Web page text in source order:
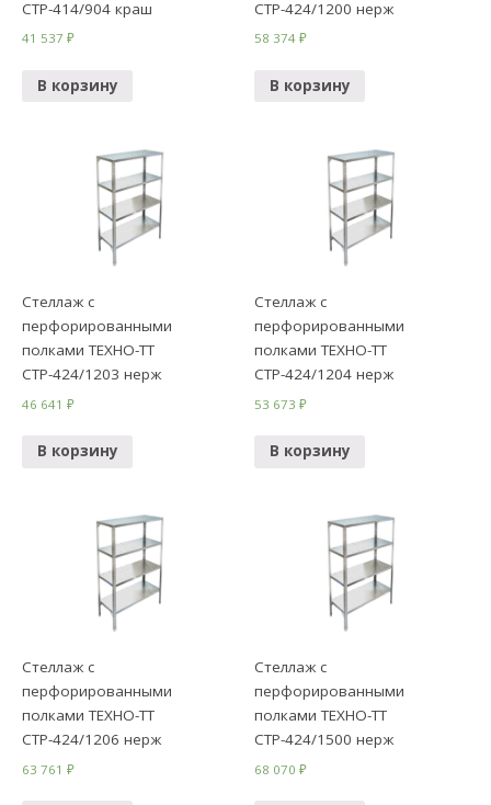
СТР-414/904 краш
41 537₽
В корзину
СТР-424/1200 нерж
58 374₽
В корзину
Стеллаж с
перфорированными
полками ТЕХНО-ТТ
СТР-424/1203 нерж
46 641₽
В корзину
Стеллаж с
перфорированными
полками ТЕХНО-ТТ
СТР-424/1204 нерж
53 673₽
В корзину
Стеллаж с
перфорированными
полками ТЕХНО-ТТ
СТР-424/1206 нерж
63 761₽
Стеллаж с
перфорированными
полками ТЕХНО-ТТ
СТР-424/1500 нерж
68 070₽